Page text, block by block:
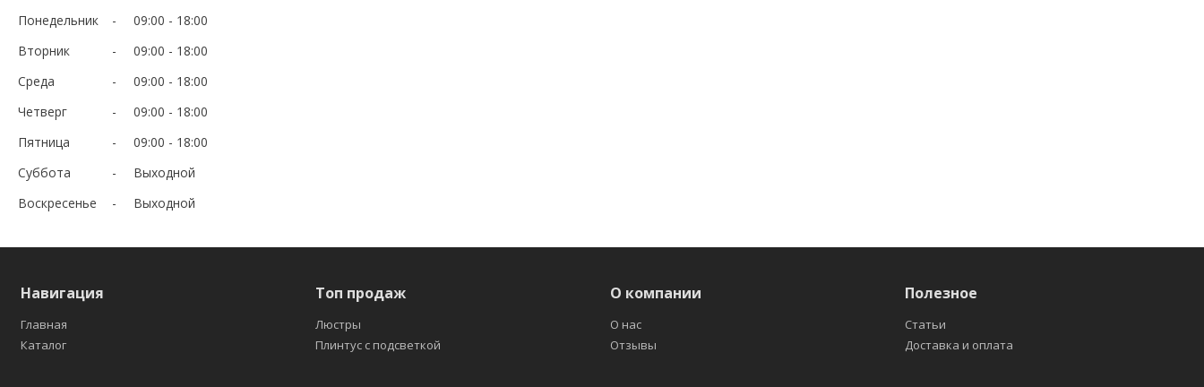
Понедельник 09:00
18:00
Вторник
09:00
18:00
Среда
09:00
18:00
Четверг
09:00
18:00
Пятница
09:00
18:00
Суббота
Выходной
Воскресенье
Выходной
Навигация
Главная
Каталог
Топ продаж
Люстры
Плинтус с подсветкой
О компании
О нас
Отзывы
Полезное
Статьи
Доставка и оплата